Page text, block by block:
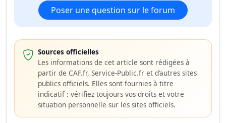
Poser une question sur le forum
Sources officielles
Les informations de cet article sont rédigées à
partir de CAF.fr, Service-Public.fr et d’autres sites
publics officiels. Elles sont fournies à titre
indicatif : vérifiez toujours vos droits et votre
situation personnelle sur les sites officiels.